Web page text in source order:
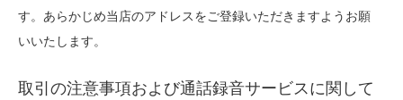
す。あらかじめ当店のアドレスをご登録いただきますようお願
いいたします。
取引の注意事項および通話録音サービスに関して